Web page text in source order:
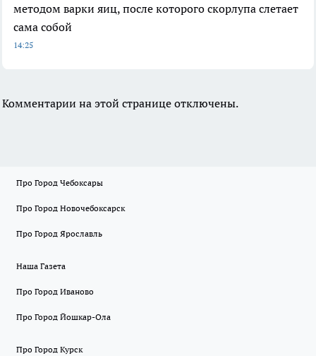
методом варки яиц, после которого скорлупа слетает
сама собой
14:25
Комментарии на этой странице отключены.
Про Город Чебоксары
Про Город Новочебоксарск
Про Город Ярославль
Наша Газета
Про Город Иваново
Про Город Йошкар-Ола
Про Город Курск